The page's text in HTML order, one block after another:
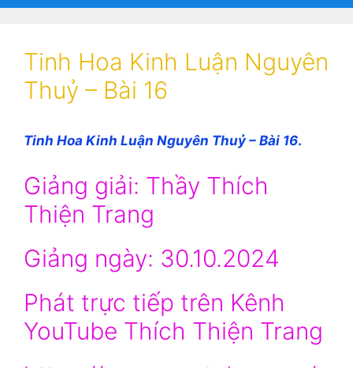
Tinh Hoa Kinh Luận Nguyên
Thuỷ – Bài 16
Tinh Hoa Kinh Luận Nguyên Thuỷ – Bài 16.
Giảng giải: Thầy Thích
Thiện Trang
Giảng ngày: 30.10.2024
Phát trực tiếp trên Kênh
YouTube Thích Thiện Trang